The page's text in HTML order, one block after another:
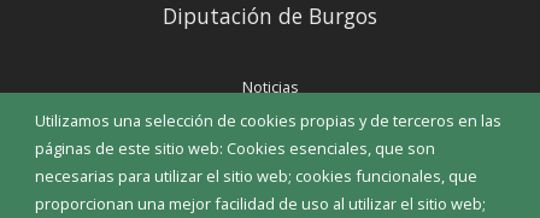
Utilizamos una selección de cookies propias y de terceros en las
páginas de este sitio web: Cookies esenciales, que son
necesarias para utilizar el sitio web; cookies funcionales, que
proporcionan una mejor facilidad de uso al utilizar el sitio web;
Diputación de Burgos
Noticias
Eventos
Corporación Municipal
Teléfonos de interés